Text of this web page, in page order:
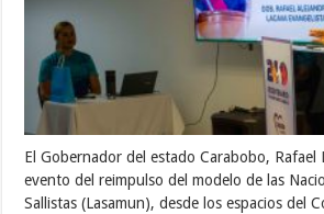
El Gobernador del estado Carabobo, Rafael
evento del reimpulso del modelo de las
Sallistas (Lasamun), desde los espacios del